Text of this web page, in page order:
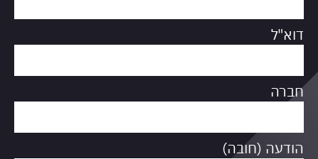
דוא"ל
חברה
הודעה (חובה)